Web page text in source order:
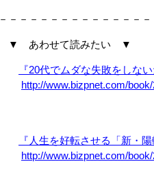
－－－－－－－－－－－－－－
▼ あわせて読みたい ▼
『20代でムダな失敗をしな
http://www.bizpnet.com/
『人生を好転させる「新・
http://www.bizpnet.com/